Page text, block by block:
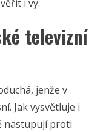
i vy.
televizní
jenže v
Jak vysvětluje i
nastupují proti